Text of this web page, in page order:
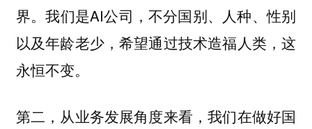
界。我们是AI公司，不分国别、人种、性别
以及年龄老少，希望通过技术造福人类，这
永恒不变。
第二，从业务发展角度来看，我们在做好国